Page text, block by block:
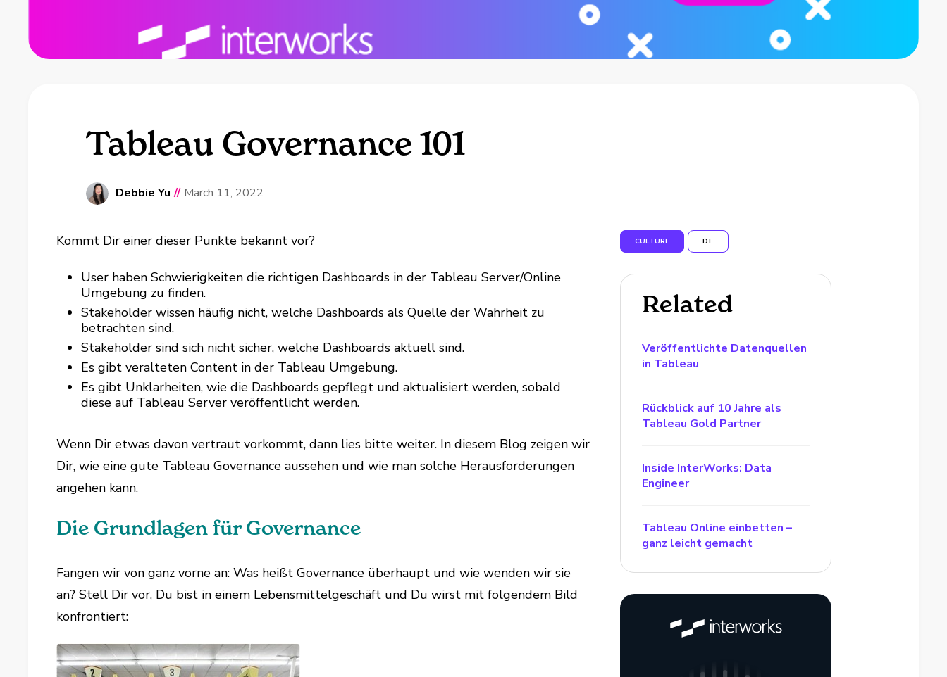
Tableau Governance 101
Debbie Yu // March 11, 2022
Kommt Dir einer dieser Punkte bekannt vor?
User haben Schwierigkeiten die richtigen Dashboards in der Tableau Server/Online
Umgebung zu finden.
Stakeholder wissen häufig nicht, welche Dashboards als Quelle der Wahrheit zu
betrachten sind.
Stakeholder sind sich nicht sicher, welche Dashboards aktuell sind.
Es gibt veralteten Content in der Tableau Umgebung.
Es gibt Unklarheiten, wie die Dashboards gepflegt und aktualisiert werden, sobald
diese auf Tableau Server veröffentlicht werden.
Wenn Dir etwas davon vertraut vorkommt, dann lies bitte weiter. In diesem Blog zeigen wir
Dir, wie eine gute Tableau Governance aussehen und wie man solche Herausforderungen
angehen kann.
Die Grundlagen für Governance
Fangen wir von ganz vorne an: Was heißt Governance überhaupt und wie wenden wir sie
an? Stell Dir vor, Du bist in einem Lebensmittelgeschäft und Du wirst mit folgendem Bild
konfrontiert:
CULTURE DE
Related
Veröffentlichte Datenquellen
in Tableau
Rückblick auf 10 Jahre als
Tableau Gold Partner
Inside InterWorks: Data
Engineer
Tableau Online einbetten –
ganz leicht gemacht